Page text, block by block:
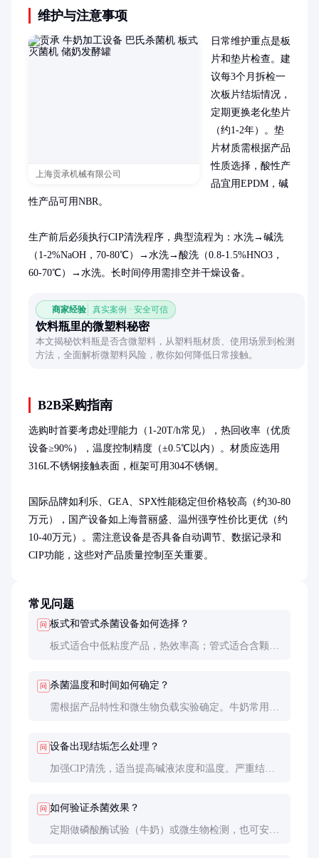
维护与注意事项
上海贡承机械有限公司
日常维护重点是板
片和垫片检查。建
议每3个月拆检一
次板片结垢情况，
定期更换老化垫片
（约1-2年）。垫
片材质需根据产品
性质选择，酸性产
品宜用EPDM，碱
性产品可用NBR。
生产前后必须执行CIP清洗程序，典型流程为：水洗→碱洗
（1-2%NaOH，70-80℃）→水洗→酸洗（0.8-1.5%HNO3，
60-70℃）→水洗。长时间停用需排空并干燥设备。
商家经验 真实案例 · 安全可信
饮料瓶里的微塑料秘密
本文揭秘饮料瓶是否含微塑料，从塑料瓶材质、使用场景到检测
方法，全面解析微塑料风险，教你如何降低日常接触。
B2B采购指南
选购时首要考虑处理能力（1-20T/h常见），热回收率（优质
设备≥90%），温度控制精度（±0.5℃以内）。材质应选用
316L不锈钢接触表面，框架可用304不锈钢。
国际品牌如利乐、GEA、SPX性能稳定但价格较高（约30-80
万元），国产设备如上海普丽盛、温州强亨性价比更优（约
10-40万元）。需注意设备是否具备自动调节、数据记录和
CIP功能，这些对产品质量控制至关重要。
常见问题
问 板式和管式杀菌设备如何选择？
板式适合中低粘度产品，热效率高；管式适合含颗粒
问 杀菌温度和时间如何确定？
需根据产品特性和微生物负载实验确定。牛奶常用
问 设备出现结垢怎么处理？
加强CIP清洗，适当提高碱液浓度和温度。严重结垢
问 如何验证杀菌效果？
定期做磷酸酶试验（牛奶）或微生物检测，也可安装